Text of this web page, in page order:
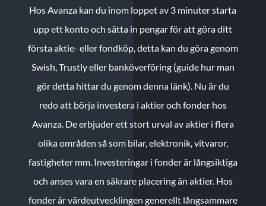
Hos Avanza kan du inom loppet av 3 minuter starta
upp ett konto och sätta in pengar för att göra ditt
första aktie- eller fondköp, detta kan du göra genom
Swish, Trustly eller banköverföring (guide hur man
gör detta hittar du genom denna länk). Nu är du
redo att börja investera i aktier och fonder hos
Avanza. De erbjuder ett stort urval av aktier i flera
olika områden så som bilar, elektronik, vitvaror,
fastigheter mm. Investeringar i fonder är långsiktiga
och anses vara en säkrare placering än aktier. Hos
fonder är värdeutvecklingen generellt långsammare